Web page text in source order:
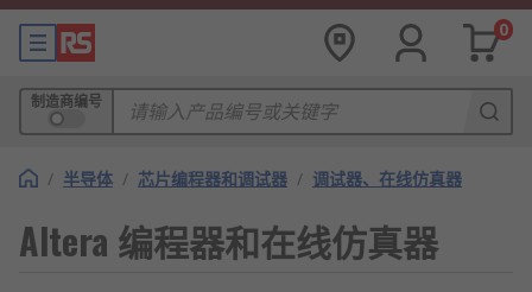
0
制造商编号
/ 半导体 / 芯片编程器和调试器 / 调试器、在线仿真器
Altera 编程器和在线仿真器